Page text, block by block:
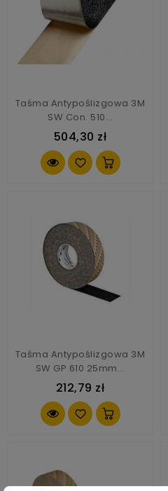
Taśma Antypoślizgowa 3M
SW Con. 510...
504,30 zł
Taśma Antypoślizgowa 3M
SW GP 610 25mm...
212,79 zł